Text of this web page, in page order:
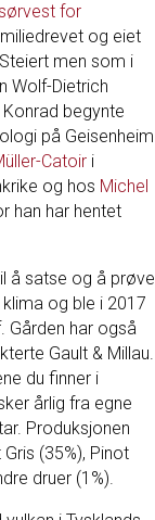
for
og eiet
men som i
Wolf-Dietrich
begynte
på Geisenheim
Catoir i
og hos Michel
han har hentet
å satse og å prøve
og ble i 2017
Gården har også
Gault & Millau.
du finner i
årlig fra egne
Produksjonen
(35%), Pinot
druer (1%).